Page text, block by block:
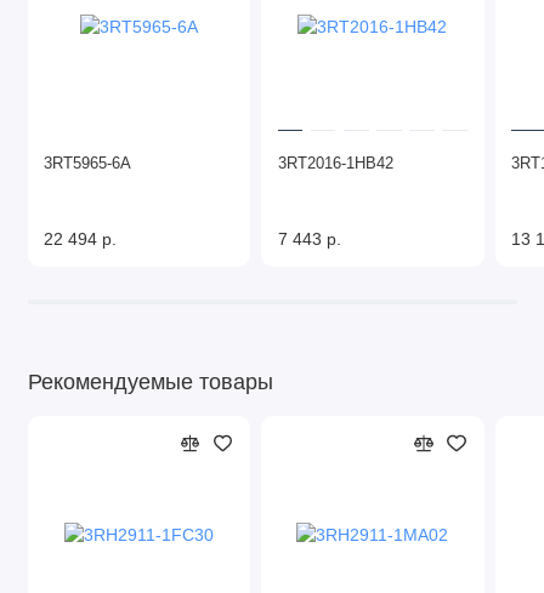
3RT5965-6A
22 494 р.
3RT2016-1HB42
7 443 р. 13
Рекомендуемые товары